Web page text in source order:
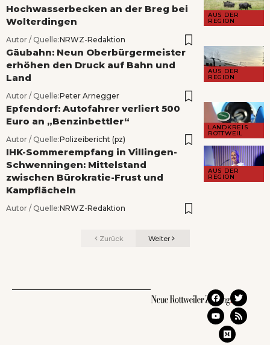
AUS DER
REGION
Hochwasserbecken an der Breg bei
Wolterdingen
Autor / Quelle:NRWZ-Redaktion
AUS DER
REGION
Gäubahn: Neun Oberbürgermeister
erhöhen den Druck auf Bahn und
Land
Autor / Quelle:Peter Arnegger
LANDKREIS
ROTTWEIL
Epfendorf: Autofahrer verliert 500
Euro an „Benzinbettler“
Autor / Quelle:Polizeibericht (pz)
AUS DER
REGION
IHK-Sommerempfang in Villingen-
Schwenningen: Mittelstand
zwischen Bürokratie-Frust und
Kampflächeln
Autor / Quelle:NRWZ-Redaktion
Zurück Weiter